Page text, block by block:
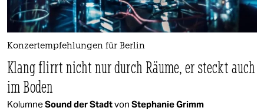
Konzertempfehlungen für Berlin
Klang flirrt nicht nur durch Räume, er steckt auch
im Boden
KolumneSound der Stadtvon Stephanie Grimm